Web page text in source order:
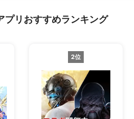
プリおすすめランキング
2位